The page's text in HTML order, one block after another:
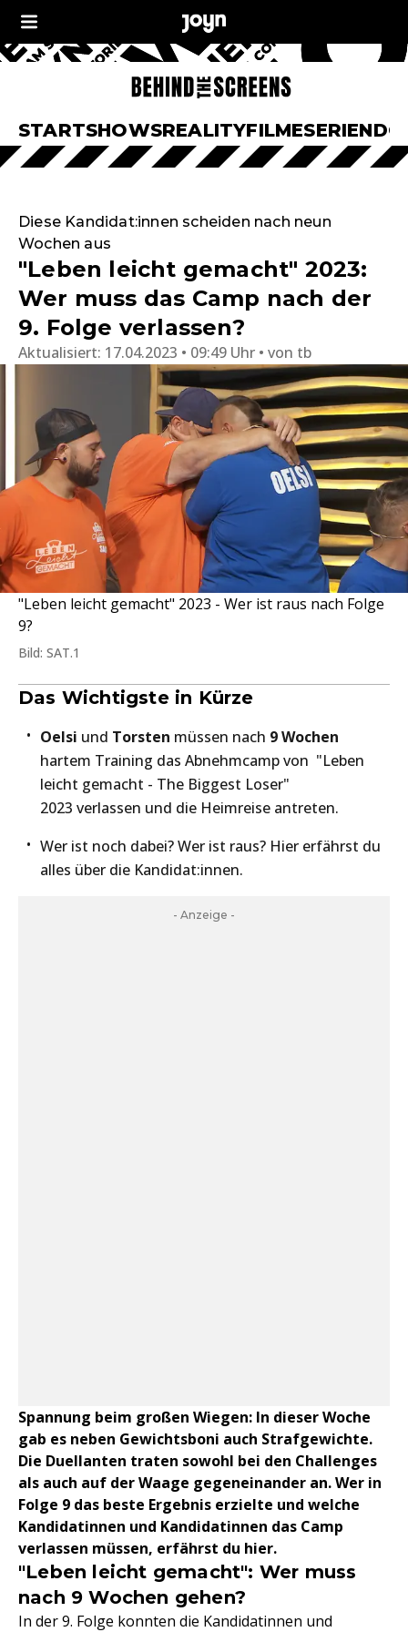
STARTSHOWSREALITYFILMESERIEN
Diese Kandidat:innen scheiden nach neun
Wochen aus
"Leben leicht gemacht" 2023:
Wer muss das Camp nach der
9. Folge verlassen?
Aktualisiert: 17.04.2023 • 09:49 Uhr von tb
"Leben leicht gemacht" 2023 - Wer ist raus nach Folge
9?
Bild: SAT.1
Das Wichtigste in Kürze
Oelsi und Torsten müssen nach 9 Wochen
hartem Training das Abnehmcamp von "Leben
leicht gemacht - The Biggest Loser"
2023 verlassen und die Heimreise antreten.
Wer ist noch dabei? Wer ist raus? Hier erfährst du
alles über die Kandidat:innen.
- Anzeige -
Spannung beim großen Wiegen: In dieser Woche
gab es neben Gewichtsboni auch Strafgewichte.
Die Duellanten traten sowohl bei den Challenges
als auch auf der Waage gegeneinander an. Wer in
Folge 9 das beste Ergebnis erzielte und welche
Kandidatinnen und Kandidatinnen das Camp
verlassen müssen, erfährst du hier.
"Leben leicht gemacht": Wer muss
nach 9 Wochen gehen?
In der 9. Folge konnten die Kandidatinnen und